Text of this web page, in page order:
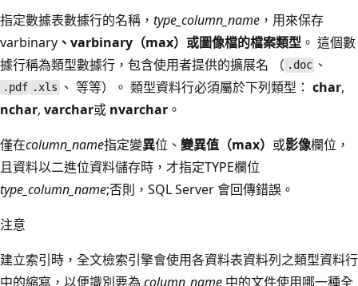
指定數據表數據行的名稱， type_column_name ，用來保存
varbinary 、 varbinary（max） 或圖像檔的檔案類型 。 這個數
據行稱為類型數據行，包含使用者提供的擴展名 （ .doc 、
.pdf .xls 、 等等）。 類型資料行必須屬於下列類型： char,
nchar, varchar或 nvarchar 。
僅在column_name指定變異位、 變異值（max） 或影像欄位，
且資料以二進位資料儲存時，才指定TYPE欄位
type_column_name;否則，SQL Server 會回傳錯誤。
注意
建立索引時，全文檢索引擎會使用各資料表資料列之類型資料行
中的縮寫，以便識別要為 column_name 中的文件使用哪一種全